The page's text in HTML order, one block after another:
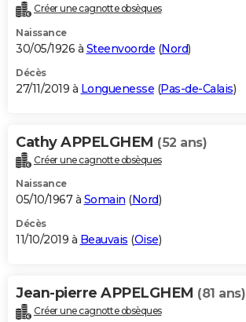
Créer une cagnotte obsèques
Naissance
30/05/1926 à Steenvoorde (Nord)
Décès
27/11/2019 à Longuenesse (Pas-de-Calais)
Cathy APPELGHEM (52 ans)
Créer une cagnotte obsèques
Naissance
05/10/1967 à Somain (Nord)
Décès
11/10/2019 à Beauvais (Oise)
Jean-pierre APPELGHEM (81 ans)
Créer une cagnotte obsèques